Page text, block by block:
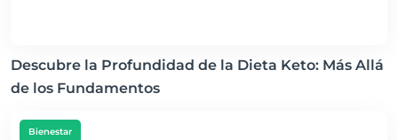
Descubre la Profundidad de la Dieta Keto: Más Allá
de los Fundamentos
Bienestar